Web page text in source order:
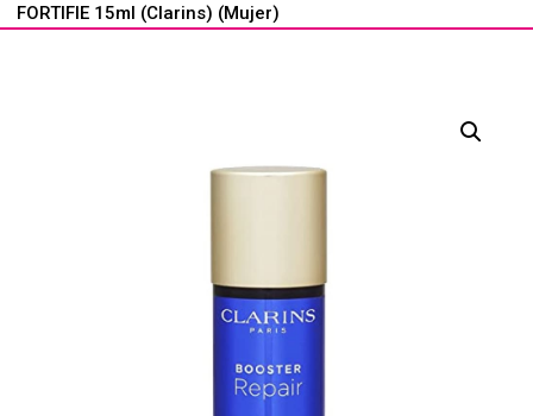
FORTIFIE 15ml (Clarins) (Mujer)